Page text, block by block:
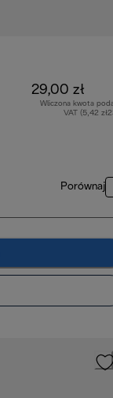
29,00 zł
Wliczona kwota
VAT (5,42
Porównaj